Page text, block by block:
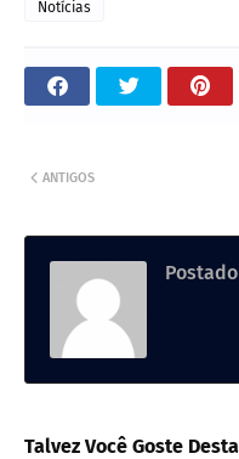
Notícias
ANTIGOS
Talvez Você Goste